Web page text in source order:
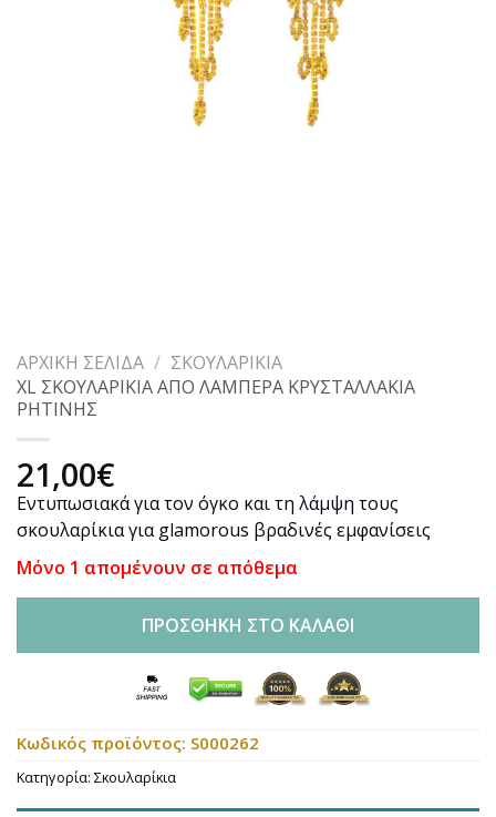
ΑΡΧΙΚΉ ΣΕΛΊΔΑ / ΣΚΟΥΛΑΡΊΚΙΑ
XL ΣΚΟΥΛΑΡΙΚΙΑ ΑΠΟ ΛΑΜΠΕΡΑ ΚΡΥΣΤΑΛΛΑΚΙΑ
ΡΗΤΙΝΗΣ
21,00€
Εντυπωσιακά για τον όγκο και τη λάμψη τους
σκουλαρίκια για glamorous βραδινές εμφανίσεις
Μόνο 1 απομένουν σε απόθεμα
ΠΡΟΣΘΉΚΗ ΣΤΟ ΚΑΛΆΘΙ
Κωδικός προϊόντος: S000262
Κατηγορία: Σκουλαρίκια